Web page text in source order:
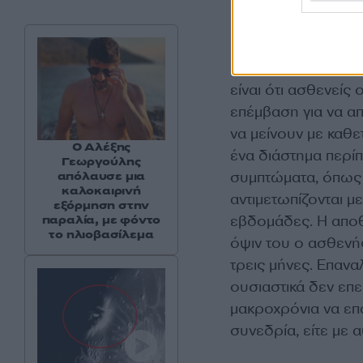
ήταν
που ένα μικρό
είναι ότι
επέμβαση για να
να μείνουν με
ένα διάστημα
συμπτώματα, όπως
εβδομάδες. Η
όψιν του ο
τρεις μήνες.
ουσιαστικά δεν
μακροχρόνια να
συνεδρία, είτε με
Ο Αλέξης
Γεωργούλης
απόλαυσε μια
καλοκαιρινή
εξόρμηση στην
παραλία, με φόντο
το ηλιοβασίλεμα